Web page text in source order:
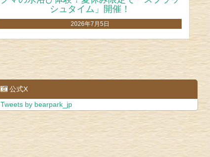
夏号発行！
2026年7月1日
公式X
Tweets by bearpark_jp